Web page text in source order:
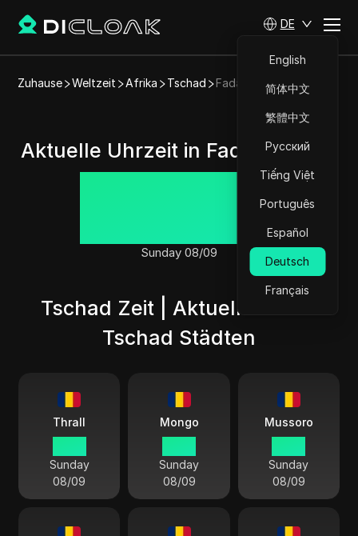
DE
English
简体中文
繁體中文
Русский
Tiếng Việt
Português
Español
Deutsch
Français
Zuhause Weltzeit Afrika Tschad Fada
Aktuelle Uhrzeit in Fada, Tschad
14:27:40
Sunday 08/09
Tschad Zeit | Aktuelle Zeit in
Tschad Städten
Thrall
Sunday
08/09
Mongo
Sunday
08/09
Mussoro
Sunday
08/09